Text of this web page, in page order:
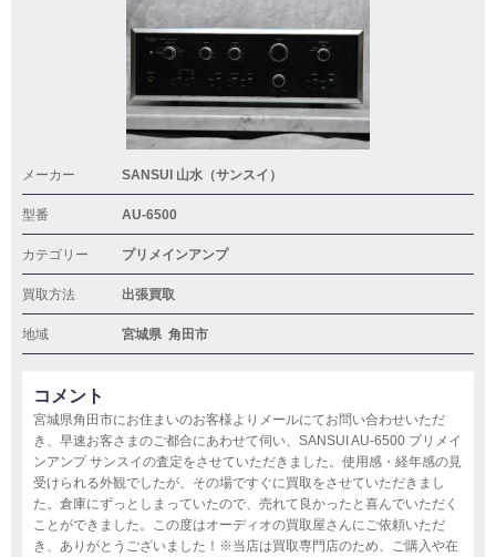
メーカー SANSUI 山水（サンスイ）
型番 AU-6500
カテゴリー プリメインアンプ
買取方法 出張買取
地域 宮城県 角田市
コメント
宮城県角田市にお住まいのお客様よりメールにてお問い合わせいただ
き、早速お客さまのご都合にあわせて伺い、SANSUI AU-6500 プリメイ
ンアンプ サンスイの査定をさせていただきました。使用感・経年感の見
受けられる外観でしたが、その場ですぐに買取をさせていただきまし
た。倉庫にずっとしまっていたので、売れて良かったと喜んでいただく
ことができました。この度はオーディオの買取屋さんにご依頼いただ
き、ありがとうございました！※当店は買取専門店のため、ご購入や在